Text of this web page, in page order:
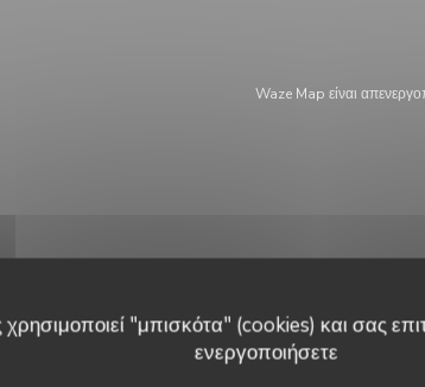
"μπισκότα" (cookies) και σας
ενεργοποιήσετε
Waze Map είναι